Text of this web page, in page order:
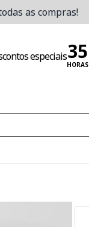
as compras!
especiais
HORAS